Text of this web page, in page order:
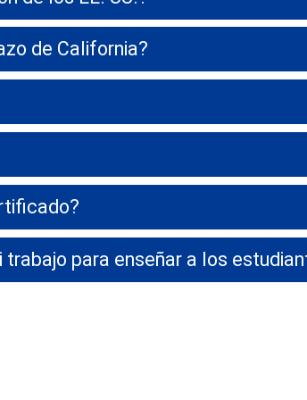
de California?
para enseñar a los